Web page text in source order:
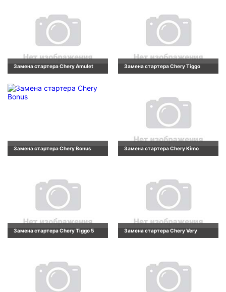
Замена стартера Chery Amulet Замена стартера Chery Tiggo
Замена стартера Chery Bonus Замена стартера Chery Kimo
Замена стартера Chery Tiggo 5 Замена стартера Chery Very